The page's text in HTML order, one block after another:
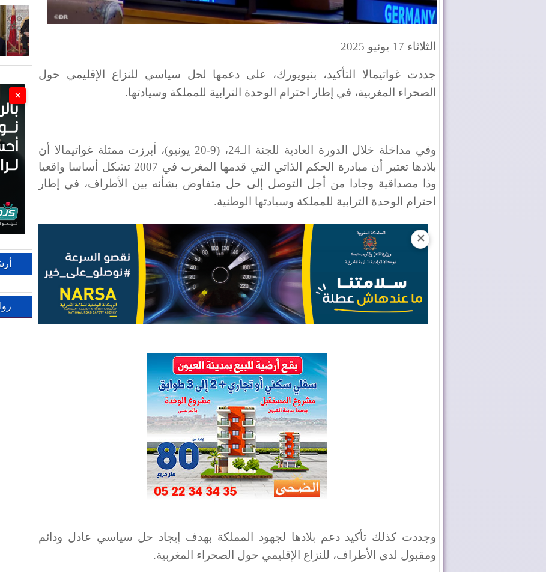
الثلاثاء 17 يونيو 2025
جددت غواتيمالا التأكيد، بنيويورك، على دعمها لحل سياسي للنزاع الإقليمي حول
الصحراء المغربية، في إطار احترام الوحدة الترابية للمملكة وسيادتها.
وفي مداخلة خلال الدورة العادية للجنة الـ24، (9-20 يونيو)، أبرزت ممثلة غواتيمالا أن
بلادها تعتبر أن مبادرة الحكم الذاتي التي قدمها المغرب في 2007 تشكل أساسا واقعيا
وذا مصداقية وجادا من أجل التوصل إلى حل متفاوض بشأنه بين الأطراف، في إطار
احترام الوحدة الترابية للمملكة وسيادتها الوطنية.
✕
وجددت كذلك تأكيد دعم بلادها لجهود المملكة بهدف إيجاد حل سياسي عادل ودائم
ومقبول لدى الأطراف، للنزاع الإقليمي حول الصحراء المغربية.
×